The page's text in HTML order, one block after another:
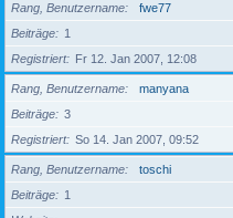
Rang, Benutzername
fwe77
Beiträge
1
Registriert
Fr 12. Jan 2007, 12:08
Rang, Benutzername
manyana
Beiträge
3
Registriert
So 14. Jan 2007, 09:52
Rang, Benutzername
toschi
Beiträge
1